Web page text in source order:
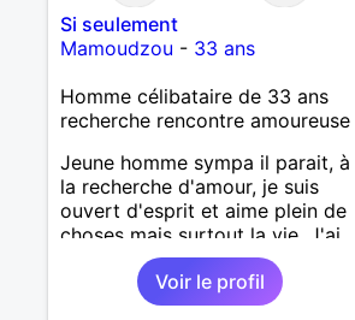
Si seulement
Mamoudzou - 33 ans
Homme célibataire de 33 ans
recherche rencontre amoureuse
Jeune homme sympa il parait, à
la recherche d'amour, je suis
ouvert d'esprit et aime plein de
choses mais surtout la vie. J'ai
hâte de faire votre
connaissance. J'attends vos
messages.
Voir le profil